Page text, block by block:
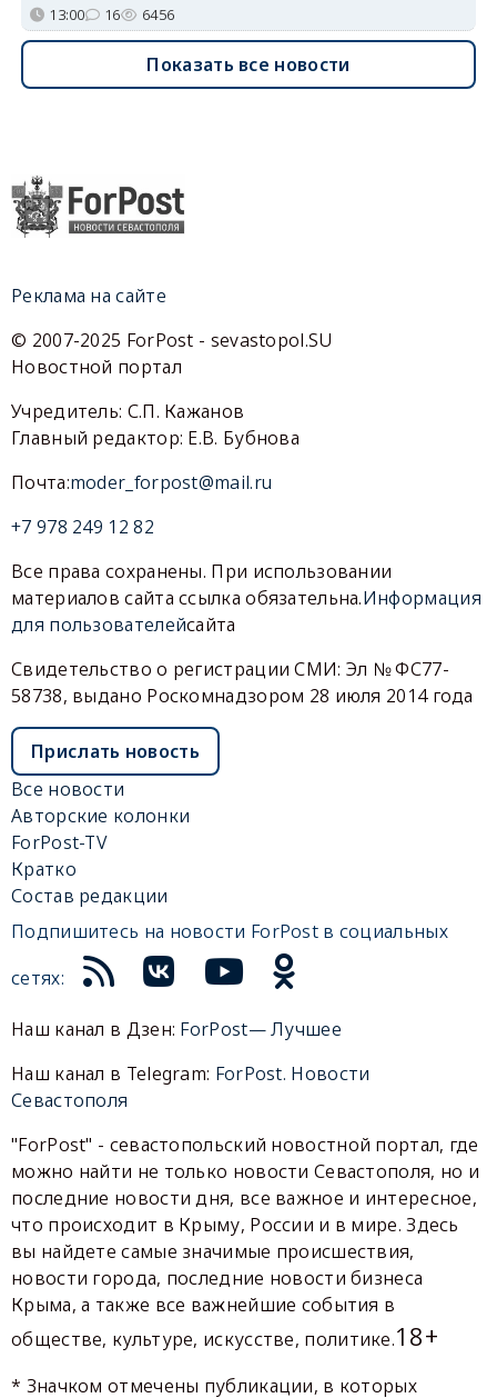
13:00 16 6456
Показать все новости
Реклама на сайте
© 2007-2025 ForPost - sevastopol.SU
Новостной портал
Учредитель: С.П. Кажанов
Главный редактор: Е.В. Бубнова
Почта:moder_forpost@mail.ru
+7 978 249 12 82
Все права сохранены. При использовании
материалов сайта ссылка обязательна.Информация
для пользователейсайта
Свидетельство о регистрации СМИ: Эл № ФС77-
58738, выдано Роскомнадзором 28 июля 2014 года
Прислать новость
Все новости
Авторские колонки
ForPost-TV
Кратко
Состав редакции
Подпишитесь на новости ForPost в социальных
сетях:
Наш канал в Дзен: ForPost— Лучшее
Наш канал в Telegram: ForPost. Новости
Севастополя
"ForPost" - севастопольский новостной портал, где
можно найти не только новости Севастополя, но и
последние новости дня, все важное и интересное,
что происходит в Крыму, России и в мире. Здесь
вы найдете самые значимые происшествия,
новости города, последние новости бизнеса
Крыма, а также все важнейшие события в
обществе, культуре, искусстве, политике.18+
* Значком отмечены публикации, в которых